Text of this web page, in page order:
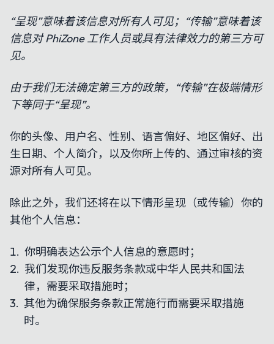
“呈现”意味着该信息对所有人可见；“传输”意味着该
信息对 PhiZone 工作人员或具有法律效力的第三方可
见。
由于我们无法确定第三方的政策，“传输”在极端情形
下等同于“呈现”。
你的头像、用户名、性别、语言偏好、地区偏好、出
生日期、个人简介，以及你所上传的、通过审核的资
源对所有人可见。
除此之外，我们还将在以下情形呈现（或传输）你的
其他个人信息：
你明确表达公示个人信息的意愿时；
我们发现你违反服务条款或中华人民共和国法
律，需要采取措施时；
其他为确保服务条款正常施行而需要采取措施
时。